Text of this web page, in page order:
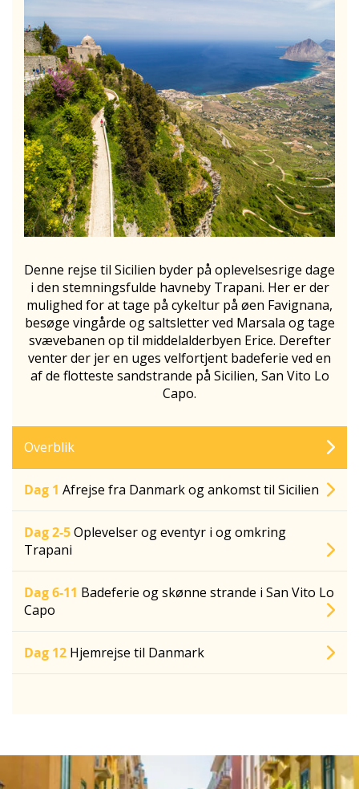
Denne rejse til Sicilien byder på oplevelsesrige dage
i den stemningsfulde havneby Trapani. Her er der
mulighed for at tage på cykeltur på øen Favignana,
besøge vingårde og saltsletter ved Marsala og tage
svævebanen op til middelalderbyen Erice. Derefter
venter der jer en uges velfortjent badeferie ved en
af de flotteste sandstrande på Sicilien, San Vito Lo
Capo.
Overblik
Dag 1 Afrejse fra Danmark og ankomst til Sicilien
Dag 2-5Oplevelser og eventyr i og omkring
Trapani
Dag 6-11 Badeferie og skønne strande i San Vito Lo
Capo
Dag 12 Hjemrejse til Danmark